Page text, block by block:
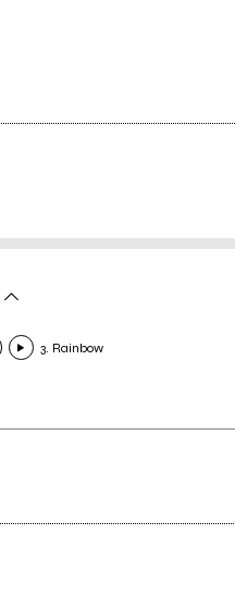
3. Rainbow